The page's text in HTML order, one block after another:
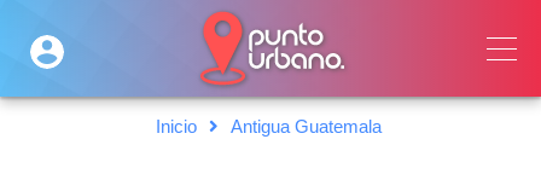
Inicio Antigua Guatemala